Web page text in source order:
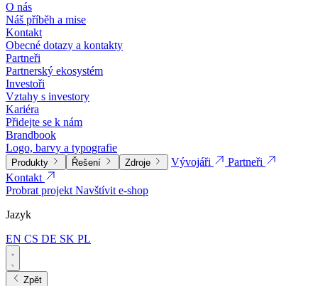
O nás
Náš příběh a mise
Kontakt
Obecné dotazy a kontakty
Partneři
Partnerský ekosystém
Investoři
Vztahy s investory
Kariéra
Přidejte se k nám
Brandbook
Logo, barvy a typografie
Produkty Řešení Zdroje Vývojáři
Partneři
Kontakt
Probrat projektNavštívit e-shop
Jazyk
EN CS DE SK PL
Zpět